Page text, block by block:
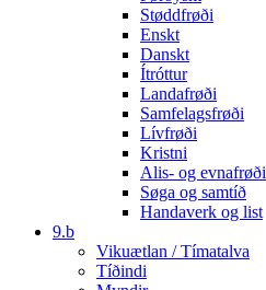
Støddfrøði
Enskt
Danskt
Ítróttur
Landafrøði
Samfelagsfrøði
Lívfrøði
Kristni
Alis- og evnafrøði
Søga og samtíð
Handaverk og list
9.b
Vikuætlan / Tímatalva
Tíðindi